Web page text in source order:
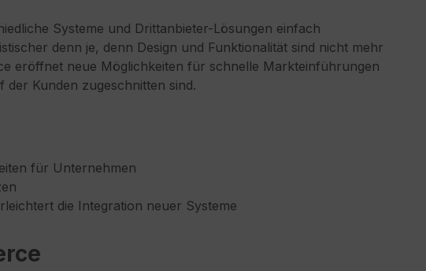
Systeme und Drittanbieter-Lösungen einfach
denn je, denn Design und Funktionalität sind nicht mehr
eröffnet neue Möglichkeiten für schnelle Markteinführungen
der Kunden zugeschnitten sind.
für Unternehmen
die Integration neuer Systeme